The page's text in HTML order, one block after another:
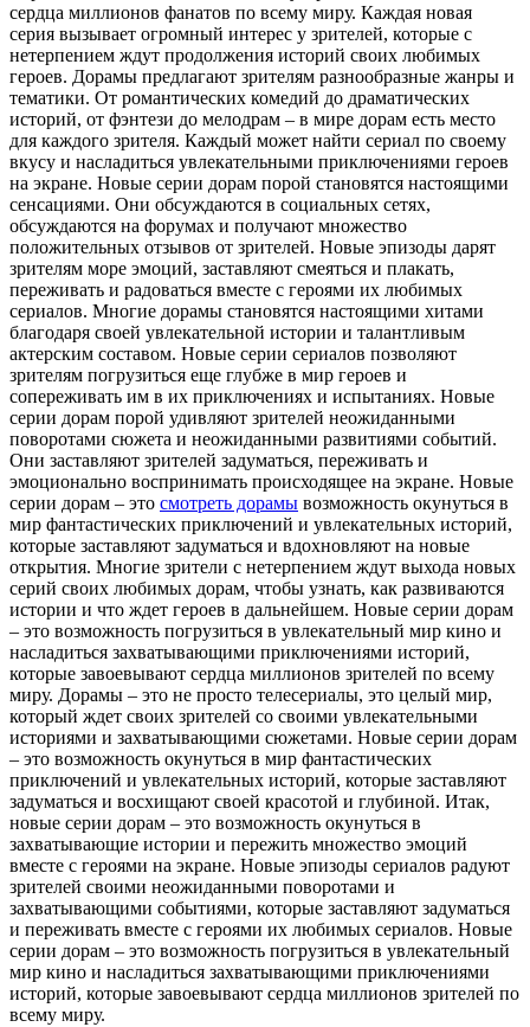
сердца миллионов фанатов по всему миру. Каждая новая
серия вызывает огромный интерес у зрителей, которые с
нетерпением ждут продолжения историй своих любимых
героев. Дорамы предлагают зрителям разнообразные жанры и
тематики. От романтических комедий до драматических
историй, от фэнтези до мелодрам – в мире дорам есть место
для каждого зрителя. Каждый может найти сериал по своему
вкусу и насладиться увлекательными приключениями героев
на экране. Новые серии дорам порой становятся настоящими
сенсациями. Они обсуждаются в социальных сетях,
обсуждаются на форумах и получают множество
положительных отзывов от зрителей. Новые эпизоды дарят
зрителям море эмоций, заставляют смеяться и плакать,
переживать и радоваться вместе с героями их любимых
сериалов. Многие дорамы становятся настоящими хитами
благодаря своей увлекательной истории и талантливым
актерским составом. Новые серии сериалов позволяют
зрителям погрузиться еще глубже в мир героев и
сопереживать им в их приключениях и испытаниях. Новые
серии дорам порой удивляют зрителей неожиданными
поворотами сюжета и неожиданными развитиями событий.
Они заставляют зрителей задуматься, переживать и
эмоционально воспринимать происходящее на экране. Новые
серии дорам – это смотреть дорамы возможность окунуться в
мир фантастических приключений и увлекательных историй,
которые заставляют задуматься и вдохновляют на новые
открытия. Многие зрители с нетерпением ждут выхода новых
серий своих любимых дорам, чтобы узнать, как развиваются
истории и что ждет героев в дальнейшем. Новые серии дорам
– это возможность погрузиться в увлекательный мир кино и
насладиться захватывающими приключениями историй,
которые завоевывают сердца миллионов зрителей по всему
миру. Дорамы – это не просто телесериалы, это целый мир,
который ждет своих зрителей со своими увлекательными
историями и захватывающими сюжетами. Новые серии дорам
– это возможность окунуться в мир фантастических
приключений и увлекательных историй, которые заставляют
задуматься и восхищают своей красотой и глубиной. Итак,
новые серии дорам – это возможность окунуться в
захватывающие истории и пережить множество эмоций
вместе с героями на экране. Новые эпизоды сериалов радуют
зрителей своими неожиданными поворотами и
захватывающими событиями, которые заставляют задуматься
и переживать вместе с героями их любимых сериалов. Новые
серии дорам – это возможность погрузиться в увлекательный
мир кино и насладиться захватывающими приключениями
историй, которые завоевывают сердца миллионов зрителей по
всему миру.